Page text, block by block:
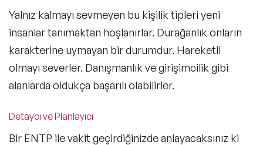
Yalnız kalmayı sevmeyen bu kişilik tipleri yeni
insanlar tanımaktan hoşlanırlar. Durağanlık onların
karakterine uymayan bir durumdur. Hareketli
olmayı severler. Danışmanlık ve girişimcilik gibi
alanlarda oldukça başarılı olabilirler.
Detaycı ve Planlayıcı
Bir ENTP ile vakit geçirdiğinizde anlayacaksınız ki